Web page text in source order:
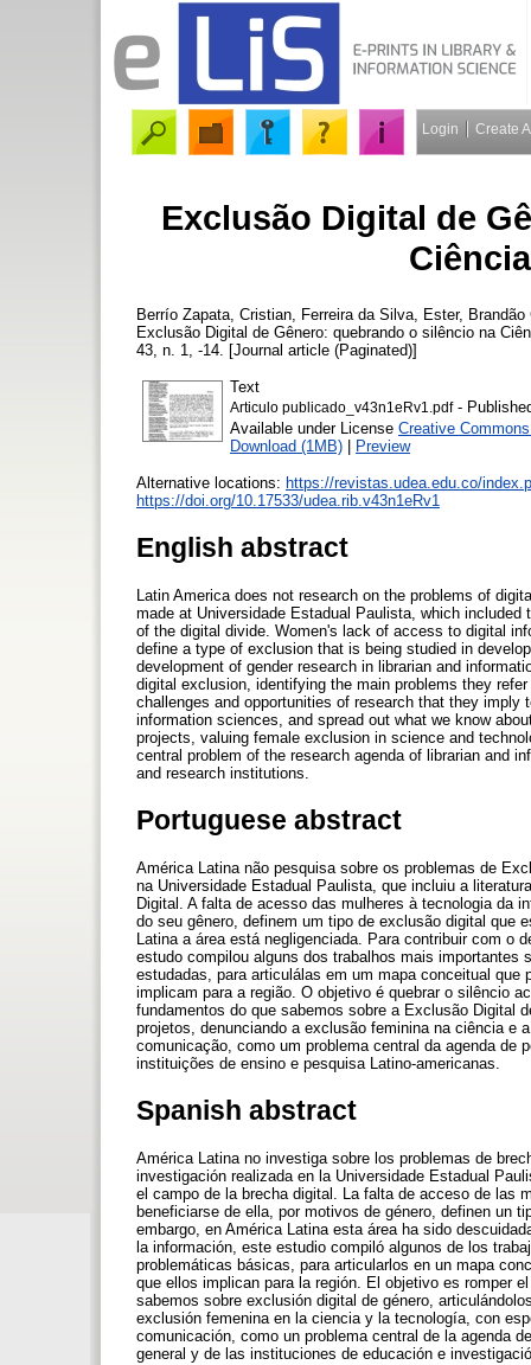
Login Create
Exclusão Digital de
Berrío Zapata, Cristian Ferreira da Silva, Ester,
Exclusão Digital de Gênero: quebrando o silêncio na
43, n. 1, -14. [Journal article (Paginated)]
Text
Articulo publicado_v43n1eRv1.pdf-
Available under License Creative
Download (1MB) | Preview
Alternative locations: https://revistas.udea.edu.co/
https://doi.org/10.17533/udea.rib.v43n1eRv1
English abstract
Latin America does not research on the problems of
made at Universidade Estadual Paulista, which
of the digital divide. Women's lack of access to digital
define a type of exclusion that is being studied in
development of gender research in librarian and
digital exclusion, identifying the main problems they
challenges and opportunities of research that they
information sciences, and spread out what we know
projects, valuing female exclusion in science and
central problem of the research agenda of librarian and
and research institutions.
Portuguese abstract
América Latina não pesquisa sobre os problemas de
na Universidade Estadual Paulista, que incluiu a
Digital. A falta de acesso das mulheres à tecnologia da
do seu gênero, definem um tipo de exclusão digital que
Latina a área está negligenciada. Para contribuir com o
estudo compilou alguns dos trabalhos mais
estudadas, para articulálas em um mapa conceitual
implicam para a região. O objetivo é quebrar o silêncio
fundamentos do que sabemos sobre a Exclusão Digital
projetos, denunciando a exclusão feminina na ciência e
comunicação, como um problema central da agenda
instituições de ensino e pesquisa Latino-americanas.
Spanish abstract
América Latina no investiga sobre los problemas de
investigación realizada en la Universidade Estadual
el campo de la brecha digital. La falta de acceso de las
beneficiarse de ella, por motivos de género, definen un
embargo, en América Latina esta área ha sido
la información, este estudio compiló algunos de los
problemáticas básicas, para articularlos en un mapa
que ellos implican para la región. El objetivo es romper
sabemos sobre exclusión digital de género,
exclusión femenina en la ciencia y la tecnología, con
comunicación, como un problema central de la agenda
general y de las instituciones de educación e